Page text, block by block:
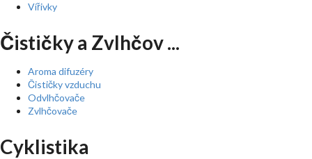
Vířivky
Čističky a Zvlhčov ...
Aroma difuzéry
Čističky vzduchu
Odvlhčovače
Zvlhčovače
Cyklistika